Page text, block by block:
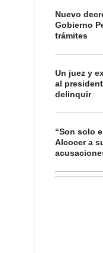
Nuevo
Gobierno
trámites
Un juez y
al
delinquir
“Son solo
Alcocer a